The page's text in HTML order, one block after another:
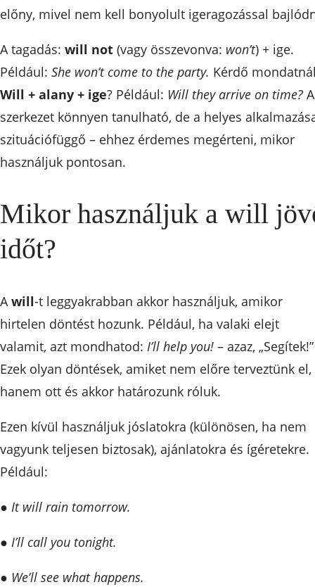
előny, mivel nem kell bonyolult igeragozással
A tagadás: will not (vagy összevonva: won’t) + ige.
Például: She won’t come to the party. Kérdő
Will + alany + ige? Például: Will they arrive on time? A
szerkezet könnyen tanulható, de a helyes
szituációfüggő – ehhez érdemes megérteni, mikor
használjuk pontosan.
Mikor használjuk a will
időt?
Awill-t leggyakrabban akkor használjuk, amikor
hirtelen döntést hozunk. Például, ha valaki elejt
valamit, azt mondhatod: I’ll help you! – azaz, „Segítek!”
Ezek olyan döntések, amiket nem előre terveztünk el,
hanem ott és akkor határozunk róluk.
Ezen kívül használjuk jóslatokra (különösen, ha nem
vagyunk teljesen biztosak), ajánlatokra és ígéretekre.
Például:
● It will rain tomorrow.
● I’ll call you tonight.
● We’ll see what happens.